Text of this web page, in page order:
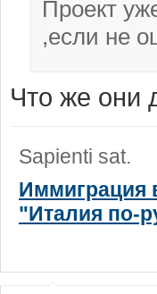
Проект
,если не
Что же они
Sapienti sat.
Иммиграция
"Италия по-